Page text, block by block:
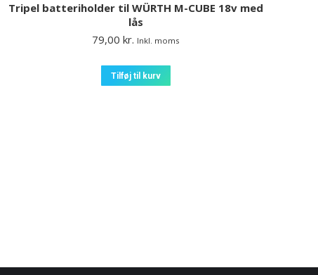
Tripel batteriholder til WÜRTH M-CUBE 18v med
lås
79,00 kr. Inkl. moms
Tilføj til kurv